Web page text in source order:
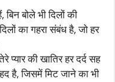
बिन बोले भी दिलों की
का गहरा संबंध है, जो हर
प्यार की खातिर हर दर्द सह
है, जिसमें मिट जाने का भी